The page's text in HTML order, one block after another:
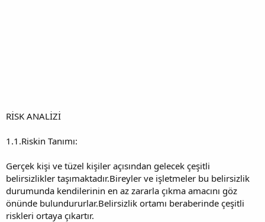
RİSK ANALİZİ
1.1.Riskin Tanımı:
Gerçek kişi ve tüzel kişiler açısından gelecek çeşitli
belirsizlikler taşımaktadır.Bireyler ve işletmeler bu belirsizlik
durumunda kendilerinin en az zararla çıkma amacını göz
önünde bulundururlar.Belirsizlik ortamı beraberinde çeşitli
riskleri ortaya çıkartır.